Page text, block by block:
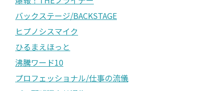
バックステージ/BACKSTAGE
ヒプノシスマイク
ひるまえほっと
沸騰ワード10
プロフェッショナル/仕事の流儀